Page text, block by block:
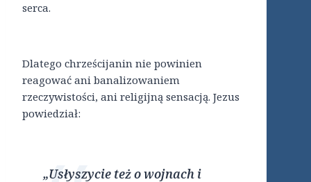
serca.
Dlatego chrześcijanin nie powinien
reagować ani banalizowaniem
rzeczywistości, ani religijną sensacją. Jezus
powiedział:
„Usłyszycie też o wojnach i